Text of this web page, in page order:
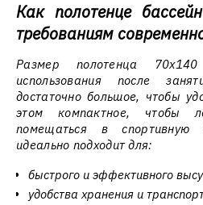
Как полотенце
требованиям
Размер полотенца
использования после
достаточно большое, чтобы
этом компактное, чтобы
помещаться в спортивную
идеально подходит для:
быстрого и эффективного
удобства хранения и